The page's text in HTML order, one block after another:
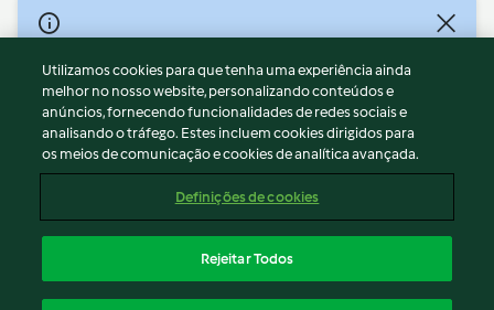
© Copyright 2026
Termos de Utilização
Aviso sobre Proteção de Dados
Aviso
Apoio legal
Conteúdo do relatório
Declaração de acessibilidade
Utilizamos cookies para que tenha uma experiência ainda
melhor no nosso website, personalizando conteúdos e
anúncios, fornecendo funcionalidades de redes sociais e
analisando o tráfego. Estes incluem cookies dirigidos para
os meios de comunicação e cookies de analítica avançada.
Definições de cookies
Rejeitar Todos